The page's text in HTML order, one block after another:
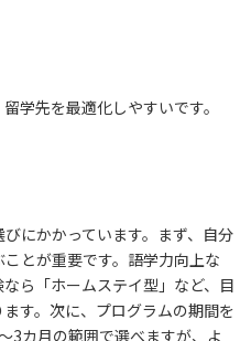
学先を最適化しやすいです。
にかかっています。まず、自分
とが重要です。語学力向上な
ら「ホームステイ型」など、目
す。次に、プログラムの期間を
3カ月の範囲で選べますが、よ